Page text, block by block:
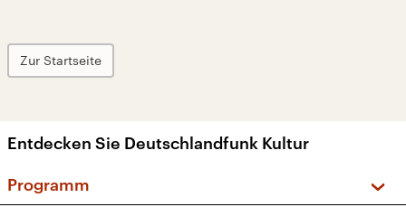
Zur Startseite
Entdecken Sie Deutschlandfunk Kultur
Programm